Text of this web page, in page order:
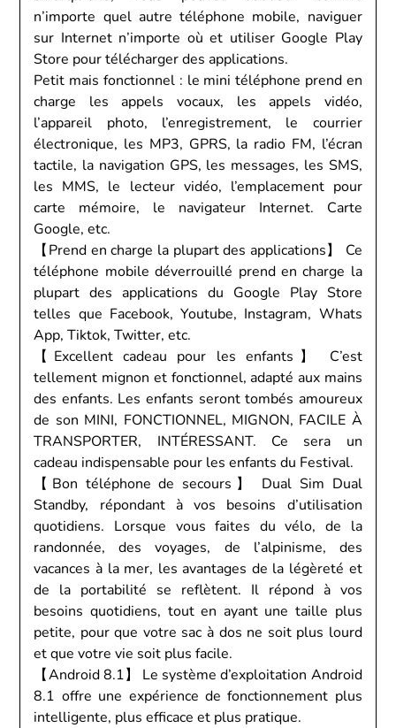
n’importe quel autre téléphone mobile, naviguer
sur Internet n’importe où et utiliser Google Play
Store pour télécharger des applications.
Petit mais fonctionnel : le mini téléphone prend en
charge les appels vocaux, les appels vidéo,
l’appareil photo, l’enregistrement, le courrier
électronique, les MP3, GPRS, la radio FM, l’écran
tactile, la navigation GPS, les messages, les SMS,
les MMS, le lecteur vidéo, l’emplacement pour
carte mémoire, le navigateur Internet. Carte
Google, etc.
【Prend en charge la plupart des applications】 Ce
téléphone mobile déverrouillé prend en charge la
plupart des applications du Google Play Store
telles que Facebook, Youtube, Instagram, Whats
App, Tiktok, Twitter, etc.
【Excellent cadeau pour les enfants】 C’est
tellement mignon et fonctionnel, adapté aux mains
des enfants. Les enfants seront tombés amoureux
de son MINI, FONCTIONNEL, MIGNON, FACILE À
TRANSPORTER, INTÉRESSANT. Ce sera un
cadeau indispensable pour les enfants du Festival.
【Bon téléphone de secours】 Dual Sim Dual
Standby, répondant à vos besoins d’utilisation
quotidiens. Lorsque vous faites du vélo, de la
randonnée, des voyages, de l’alpinisme, des
vacances à la mer, les avantages de la légèreté et
de la portabilité se reflètent. Il répond à vos
besoins quotidiens, tout en ayant une taille plus
petite, pour que votre sac à dos ne soit plus lourd
et que votre vie soit plus facile.
【Android 8.1】 Le système d’exploitation Android
8.1 offre une expérience de fonctionnement plus
intelligente, plus efficace et plus pratique.